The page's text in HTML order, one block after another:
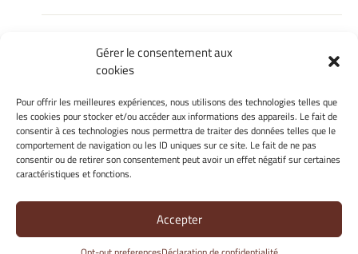
Gérer le consentement aux
cookies
Pour offrir les meilleures expériences, nous utilisons des technologies telles que
les cookies pour stocker et/ou accéder aux informations des appareils. Le fait de
consentir à ces technologies nous permettra de traiter des données telles que le
comportement de navigation ou les ID uniques sur ce site. Le fait de ne pas
consentir ou de retirer son consentement peut avoir un effet négatif sur certaines
caractéristiques et fonctions.
Accepter
Informations Légales
Gérer mes cookies
Politique de cookies
Déclaration de confidentialité
Avertissement
Site Officiel - La Chaire Internationale - Université de Bourgogne
@ 2026